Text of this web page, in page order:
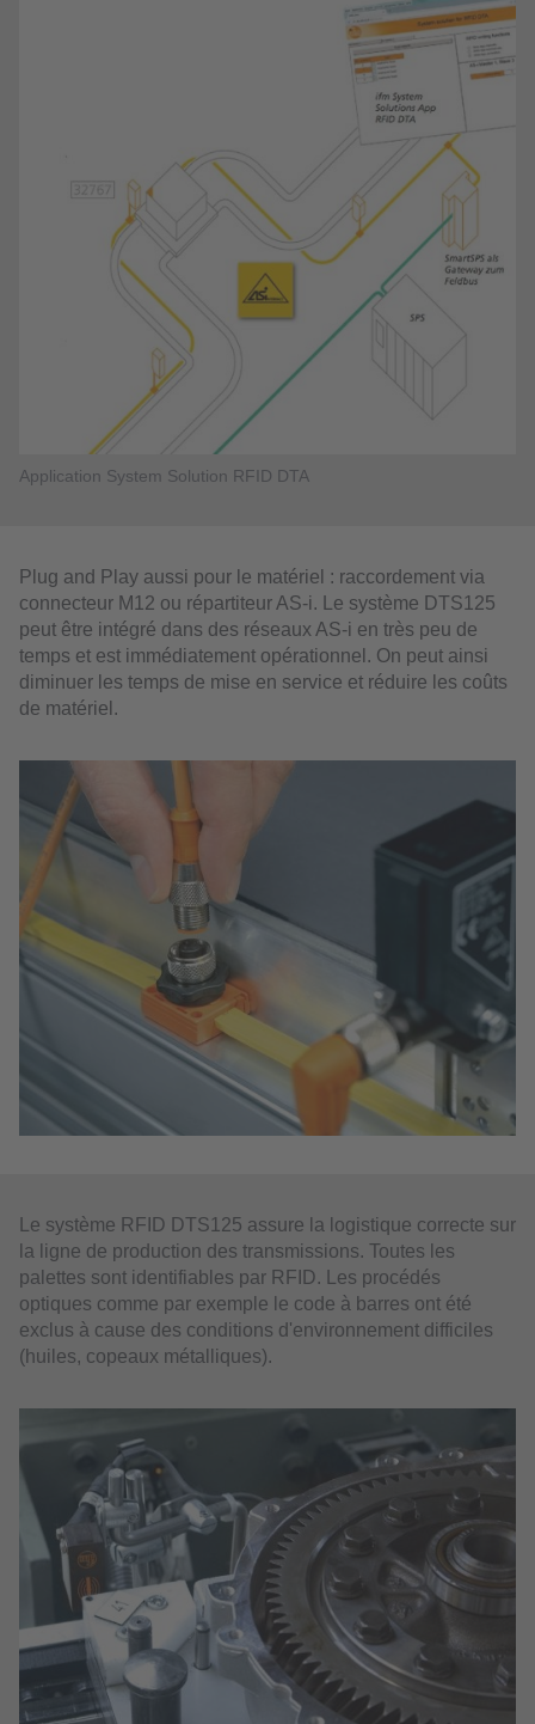
Application System Solution RFID DTA
Plug and Play aussi pour le matériel : raccordement via
connecteur M12 ou répartiteur AS-i. Le système DTS125
peut être intégré dans des réseaux AS-i en très peu de
temps et est immédiatement opérationnel. On peut ainsi
diminuer les temps de mise en service et réduire les coûts
de matériel.
Le système RFID DTS125 assure la logistique correcte sur
la ligne de production des transmissions. Toutes les
palettes sont identifiables par RFID. Les procédés
optiques comme par exemple le code à barres ont été
exclus à cause des conditions d'environnement difficiles
(huiles, copeaux métalliques).